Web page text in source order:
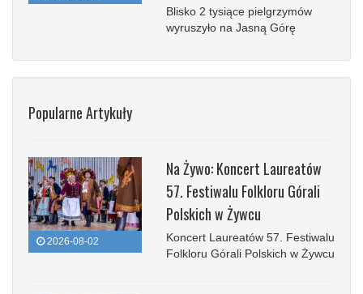
Blisko 2 tysiące pielgrzymów
wyruszyło na Jasną Górę
Popularne Artykuły
2026-08-02
Na Żywo: Koncert Laureatów
57. Festiwalu Folkloru Górali
Polskich w Żywcu
Koncert Laureatów 57. Festiwalu
Folkloru Górali Polskich w Żywcu